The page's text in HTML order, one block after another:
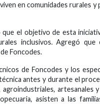
en comunidades rurales
el objetivo de esta
inclusivos. Agregó
Foncodes.
de Foncodes y los
antes y durante el
artesanales
asisten a las